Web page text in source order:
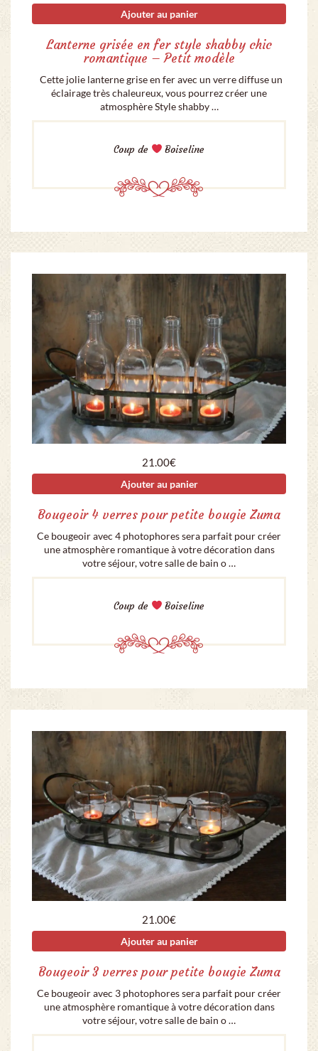
Ajouter au panier
Lanterne grisée en fer style shabby chic
romantique – Petit modèle
Cette jolie lanterne grise en fer avec un verre diffuse un
éclairage très chaleureux, vous pourrez créer une
atmosphère Style shabby …
Coup de Boiseline
21.00€
Ajouter au panier
Bougeoir 4 verres pour petite bougie Zuma
Ce bougeoir avec 4 photophores sera parfait pour créer
une atmosphère romantique à votre décoration dans
votre séjour, votre salle de bain o …
Coup de Boiseline
21.00€
Ajouter au panier
Bougeoir 3 verres pour petite bougie Zuma
Ce bougeoir avec 3 photophores sera parfait pour créer
une atmosphère romantique à votre décoration dans
votre séjour, votre salle de bain o …